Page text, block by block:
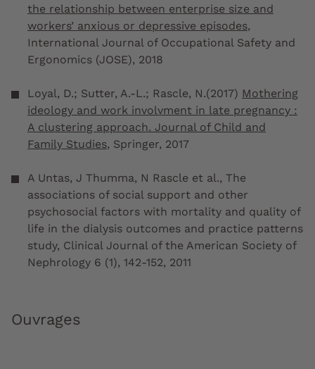
the relationship between enterprise size and
workers’ anxious or depressive episodes,
International Journal of Occupational Safety and
Ergonomics (JOSE), 2018
Loyal, D.; Sutter, A.-L.; Rascle, N.(2017) Mothering
ideology and work involvment in late pregnancy :
A clustering approach. Journal of Child and
Family Studies, Springer, 2017
A Untas, J Thumma, N Rascle et al., The
associations of social support and other
psychosocial factors with mortality and quality of
life in the dialysis outcomes and practice patterns
study, Clinical Journal of the American Society of
Nephrology 6 (1), 142-152, 2011
Ouvrages